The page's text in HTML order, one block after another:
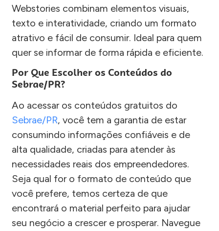
Webstories combinam elementos visuais,
texto e interatividade, criando um formato
atrativo e fácil de consumir. Ideal para quem
quer se informar de forma rápida e eficiente.
Por Que Escolher os Conteúdos do
Sebrae/PR?
Ao acessar os conteúdos gratuitos do
Sebrae/PR, você tem a garantia de estar
consumindo informações confiáveis e de
alta qualidade, criadas para atender às
necessidades reais dos empreendedores.
Seja qual for o formato de conteúdo que
você prefere, temos certeza de que
encontrará o material perfeito para ajudar
seu negócio a crescer e prosperar. Navegue